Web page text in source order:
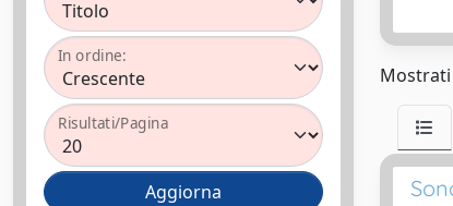
In ordine:
Risultati/Pagina
Mostrati